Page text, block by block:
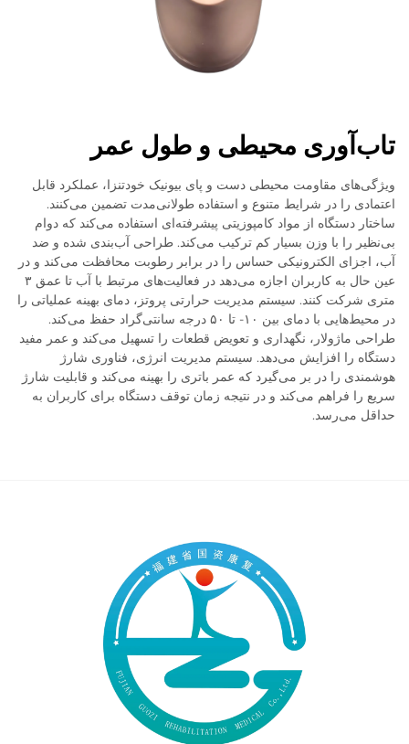
تاب‌آوری محیطی و طول عمر
ویژگی‌های مقاومت محیطی دست و پای بیونیک خودتنزا، عملکرد قابل
اعتمادی را در شرایط متنوع و استفاده طولانی‌مدت تضمین می‌کنند.
ساختار دستگاه از مواد کامپوزیتی پیشرفته‌ای استفاده می‌کند که دوام
بی‌نظیر را با وزن بسیار کم ترکیب می‌کند. طراحی آب‌بندی شده و ضد
آب، اجزای الکترونیکی حساس را در برابر رطوبت محافظت می‌کند و در
عین حال به کاربران اجازه می‌دهد در فعالیت‌های مرتبط با آب تا عمق ۳
متری شرکت کنند. سیستم مدیریت حرارتی پروتز، دمای بهینه عملیاتی را
در محیط‌هایی با دمای بین ۱۰- تا ۵۰ درجه سانتی‌گراد حفظ می‌کند.
طراحی ماژولار، نگهداری و تعویض قطعات را تسهیل می‌کند و عمر مفید
دستگاه را افزایش می‌دهد. سیستم مدیریت انرژی، فناوری شارژ
هوشمندی را در بر می‌گیرد که عمر باتری را بهینه می‌کند و قابلیت شارژ
سریع را فراهم می‌کند و در نتیجه زمان توقف دستگاه برای کاربران به
حداقل می‌رسد.